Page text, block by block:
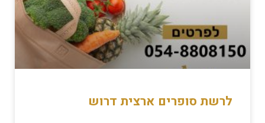
לרשת סופרים ארצית דרוש